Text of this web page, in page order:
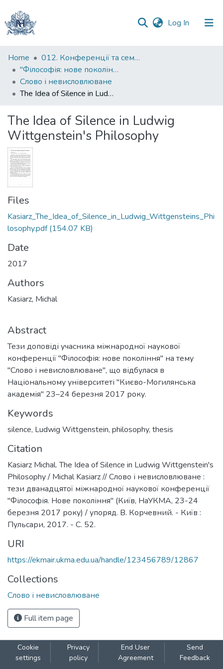
Log In (current)
Communities
&
Collections
Statistics
Home
012. Конференції та семінари НаУКМА
"Філософія: нове покоління" : міжнародна наукова конференція
Слово і невисловлюване
The Idea of Silence in Ludwig Wittgenstein's Philosophy
The Idea of Silence in Ludwig
Wittgenstein's Philosophy
Files
Kasiarz_The_Idea_of_Silence_in_Ludwig_Wittgensteins_Phi
losophy.pdf(154.07 KB)
Date
2017
Authors
Kasiarz, Michal
Abstract
Тези доповіді учасника міжнародної наукової
конференції "Філософія: нове покоління" на тему
"Слово і невисловлюване", що відбулася в
Національному університеті "Києво-Могилянська
академія" 23–24 березня 2017 року.
Keywords
silence, Ludwig Wittgenstein, philosophy, thesis
Citation
Kasiarz Michal. The Idea of Silence in Ludwig Wittgenstein's
Philosophy / Michal Kasiarz // Слово і невисловлюване :
тези дванадцятої міжнародної наукової конференції
"Філософія. Нове покоління" (Київ, НаУКМА, 23-24
березня 2017 року) / упоряд. В. Корчевний. - Київ :
Пульсари, 2017. - С. 52.
URI
https://ekmair.ukma.edu.ua/handle/123456789/12867
Collections
Слово і невисловлюване
Full item page
Cookie
settings
Privacy
policy
End User
Agreement
Send
Feedback